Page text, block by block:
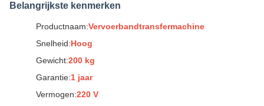
Belangrijkste kenmerken
Productnaam:Vervoerbandtransfermachine
Snelheid:Hoog
Gewicht:200 kg
Garantie:1 jaar
Vermogen:220 V